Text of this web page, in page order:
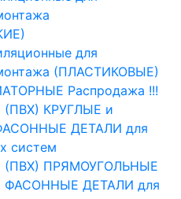
для
(ПЛАСТИКОВЫЕ)
Распродажа !!!
КРУГЛЫЕ и
ДЕТАЛИ для
систем
ПРЯМОУГОЛЬНЫЕ
ДЕТАЛИ для